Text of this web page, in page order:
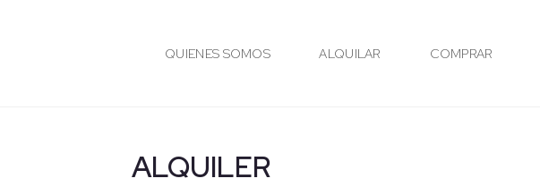
QUIENES SOMOS ALQUILAR COMPRAR
ALQUILER